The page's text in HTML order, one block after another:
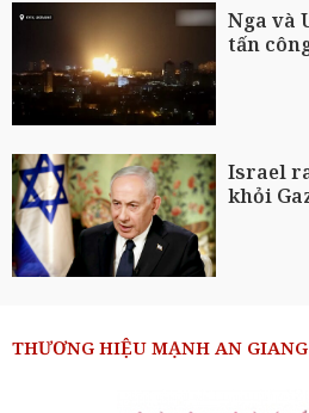
Nga và
tấn
Israel
khỏi
THƯƠNG HIỆU MẠNH AN GIANG